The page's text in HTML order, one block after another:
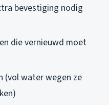
bevestiging nodig
die vernieuwd moet
(vol water wegen ze